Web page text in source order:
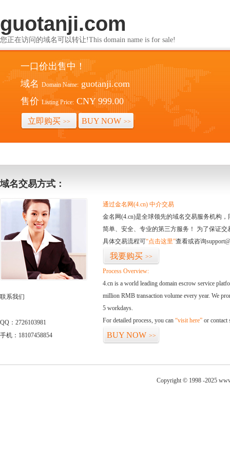
guotanji.com
您正在访问的域名可以转让!This domain name is for sale!
一口价出售中！
域名 Domain Name: guotanji.com
售价 Listing Price: CNY 999.00
立即购买 >> BUY NOW >>
域名交易方式：
联系我们
QQ：2726103981
手机：18107458854
通过金名网(4.cn) 中介交易
金名网(4.cn)是全球领先的域名交易服务机构
简单、安全、专业的第三方服务！ 为了保证
具体交易流程可“点击这里”查看或咨询
我要购买 >>
Process Overview:
4.cn is a world leading domain escrow service
million RMB transaction volume every year. We
5 workdays.
For detailed process, you can “visit here” or contact
BUY NOW >>
Copyright © 1998 -2025